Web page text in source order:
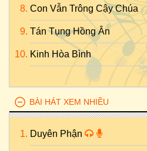
Con Vẫn Trông Cậy Chúa
Tán Tụng Hồng Ân
Kinh Hòa Bình
BÀI HÁT XEM NHIỀU
Duyên Phận